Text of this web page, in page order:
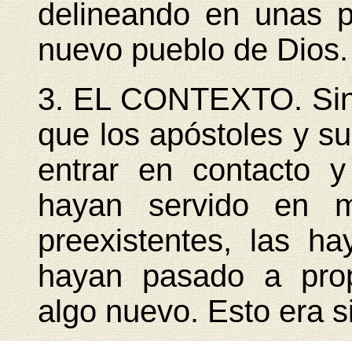
delineando en unas
nuevo pueblo de Dios.
3.EL CONTEXTO.
que los apóstoles y
entrar en contacto
hayan servido en
preexistentes, las
hayan pasado a
algo nuevo. Esto era